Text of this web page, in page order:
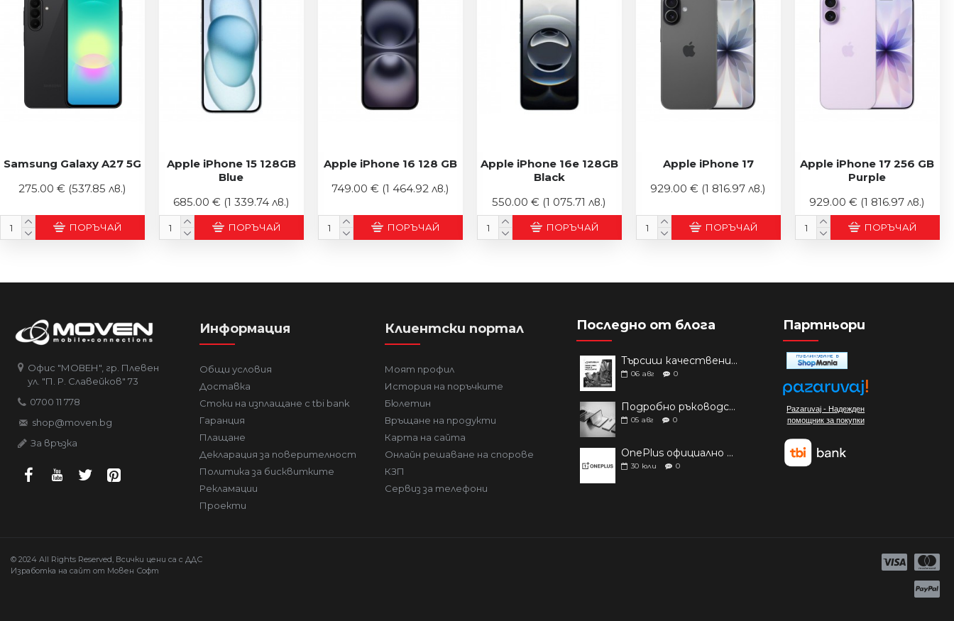
Samsung Galaxy A27 5G
275.00 € (537.85 лв.)
ПОРЪЧАЙ
Apple iPhone 15 128GB
Blue
685.00 € (1 339.74 лв.)
ПОРЪЧАЙ
Apple iPhone 16 128 GB
749.00 € (1 464.92 лв.)
ПОРЪЧАЙ
Apple iPhone 16e 128GB
Black
550.00 € (1 075.71 лв.)
ПОРЪЧАЙ
Apple iPhone 17
929.00 € (1 816.97 лв.)
ПОРЪЧАЙ
Apple iPhone 17 256 GB
Purple
929.00 € (1 816.97 лв.)
ПОРЪЧАЙ
Офис "МОВЕН", гр. Плевен
ул. "П. Р. Славейков" 73
0700 11 778
shop@moven.bg
За връзка
Информация
Общи условия
Доставка
Стоки на изплащане с tbi bank
Гаранция
Плащане
Декларация за поверителност
Политика за бисквитките
Рекламации
Проекти
Клиентски портал
Моят профил
История на поръчките
Бюлетин
Връщане на продукти
Карта на сайта
Онлайн решаване на спорове
КЗП
Сервиз за телефони
Последно от блога
Търсиш качествени аксесоари за твоя модел? Как правилно да защитим новия си смартфон: Ръководство за аксесоари през 2026 г.
06 авг 0
Подробно ръководство: Кой смартфон да купиш през 2026 г.?
05 авг 0
OnePlus официално изчерпа наличностите си от телефони на основни пазари
30 юли 0
Партньори
Pazaruvaj - Надежден
помощник за покупки
© 2024 All Rights Reserved, Всички цени са с ДДС
Изработка на сайт от Мовен Софт